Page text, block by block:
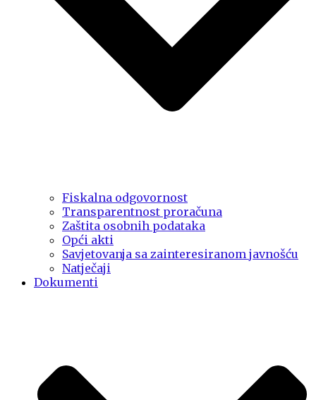
Fiskalna odgovornost
Transparentnost proračuna
Zaštita osobnih podataka
Opći akti
Savjetovanja sa zainteresiranom javnošću
Natječaji
Dokumenti